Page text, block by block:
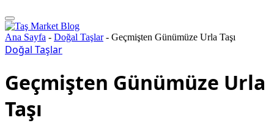
Ana Sayfa - Doğal Taşlar- Geçmişten Günümüze Urla Taşı
Doğal Taşlar
Geçmişten Günümüze Urla
Taşı